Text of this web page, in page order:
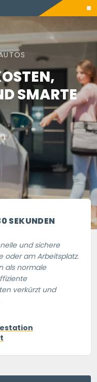
SMARTE
SEKUNDEN
und sichere
oder am Arbeitsplatz.
als normale
verkürzt und